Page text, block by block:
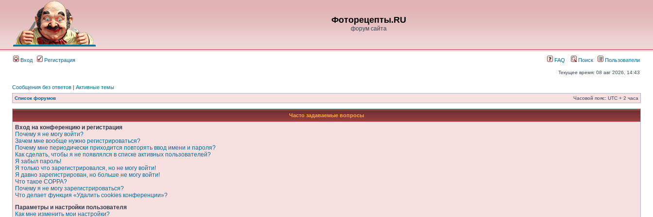
Фоторецепты.RU
форум сайта
Вход Регистрация FAQ Поиск Пользователи
Текущее время: 08 авг 2026, 14:43
Сообщения без ответов | Активные темы
Список форумов Часовой пояс: UTC + 2 часа
Часто задаваемые вопросы
Вход на конференцию и регистрация
Почему я не могу войти?
Зачем мне вообще нужно регистрироваться?
Почему мне периодически приходится повторять ввод имени и пароля?
Как сделать, чтобы я не появлялся в списке активных пользователей?
Я забыл пароль!
Я только что зарегистрировался, но не могу войти!
Я давно зарегистрирован, но больше не могу войти!
Что такое COPPA?
Почему я не могу зарегистрироваться?
Что делает функция «Удалить cookies конференции»?
Параметры и настройки пользователя
Как мне изменить мои настройки?